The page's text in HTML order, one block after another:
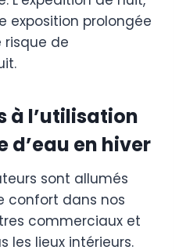
exposition prolongée
de
à l’utilisation
d’eau en hiver
sont allumés
confort dans nos
commerciaux et
les lieux intérieurs.